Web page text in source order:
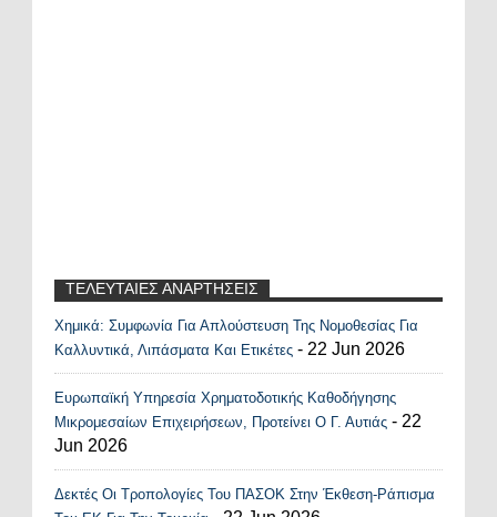
ΤΕΛΕΥΤΑΙΕΣ ΑΝΑΡΤΗΣΕΙΣ
Recent Posts Widget
Χημικά: Συμφωνία Για Απλούστευση Της Νομοθεσίας Για
Καλλυντικά, Λιπάσματα Και Ετικέτες - 22 Jun 2026
Ευρωπαϊκή Υπηρεσία Χρηματοδοτικής Καθοδήγησης
Μικρομεσαίων Επιχειρήσεων, Προτείνει Ο Γ. Αυτιάς - 22
Jun 2026
Δεκτές Οι Τροπολογίες Του ΠΑΣΟΚ Στην Έκθεση-Ράπισμα